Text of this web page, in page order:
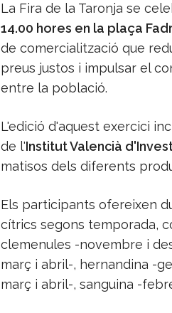
La Fira de la Taronja se
14.00 hores en la plaça
de comercialització que
preus justos i impulsar el
entre la població.
L'edició d'aquest exercici
de l'Institut Valencià
matisos dels diferents
Els participants ofereixen
cítrics segons temporada,
clemenules -novembre i
març i abril-, hernandina -
març i abril-, sanguina -